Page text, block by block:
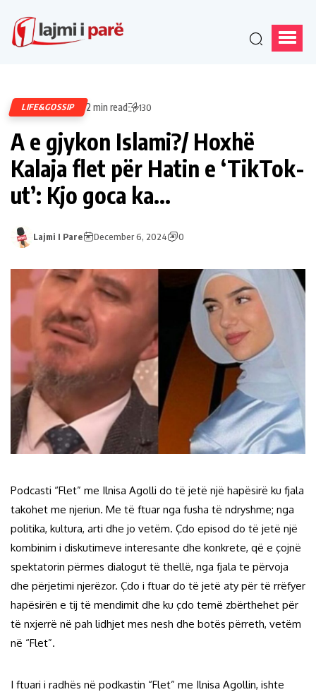
LIFE&GOSSIP 2 min read 130
A e gjykon Islami?/ Hoxhë
Kalaja flet për Hatin e ‘TikTok-
ut’: Kjo goca ka…
Lajmi I Pare December 6, 2024 0
Podcasti “Flet” me Ilnisa Agolli do të jetë një hapësirë ku fjala
takohet me njeriun. Me të ftuar nga fusha të ndryshme; nga
politika, kultura, arti dhe jo vetëm. Çdo episod do të jetë një
kombinim i diskutimeve interesante dhe konkrete, që e çojnë
spektatorin përmes dialogut të thellë, nga fjala te përvoja
dhe përjetimi njerëzor. Çdo i ftuar do të jetë aty për të rrëfyer
hapësirën e tij të mendimit dhe ku çdo temë zbërthehet për
të nxjerrë në pah lidhjet mes nesh dhe botës përreth, vetëm
në “Flet”.
I ftuari i radhës në podkastin “Flet” me Ilnisa Agollin, ishte